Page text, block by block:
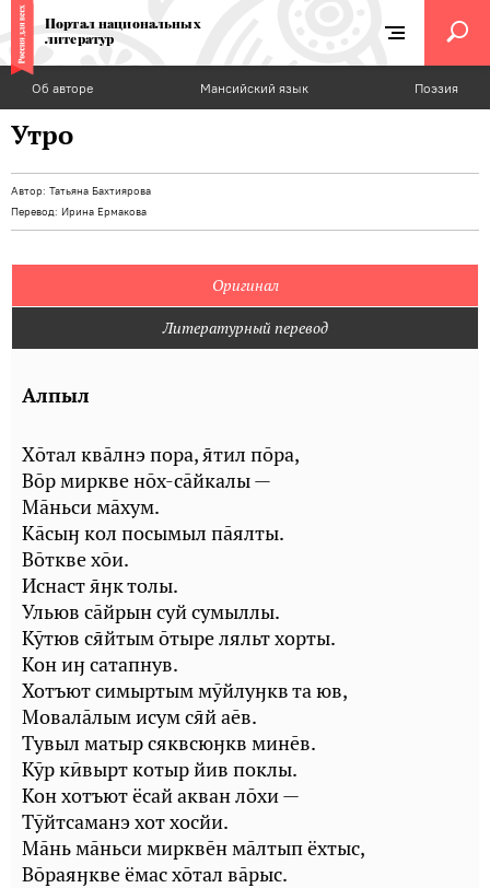
Портал национальных
литератур
Об авторе Мансийский язык Поэзия
Утро
Автор: Татьяна Бахтиярова
Перевод: Ирина Ермакова
Оригинал
Литературный перевод
Алпыл
Хōтал квāлнэ пора, тил пōра,
Вōр миркве нōх-сāйкалы —
Мāньси мāхум.
Кāсыӈ кол посымыл пāялты.
Вōткве хōи.
Иснаст ӈк толы.
Ульюв сāйрын суй сумыллы.
Кӯтюв сйтым ōтыре ляльт хорты.
Кон иӈ сатапнув.
Хотъют симыртым мӯйлуӈкв та юв,
Мовалāлым исум сй аēв.
Тувыл матыр сяквсюӈкв минēв.
Кӯр кӣвырт котыр йив поклы.
Кон хотъют ёсай акван лōхи —
Тӯйтсаманэ хот хосйи.
Мāнь мāньси мирквēн мāлтып ёхтыс,
Вōраяӈкве ёмас хōтал вāрыс.